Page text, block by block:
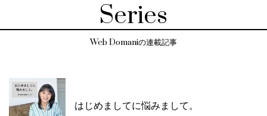
Series
Web Domaniの連載記事
はじめましてに悩みまして。